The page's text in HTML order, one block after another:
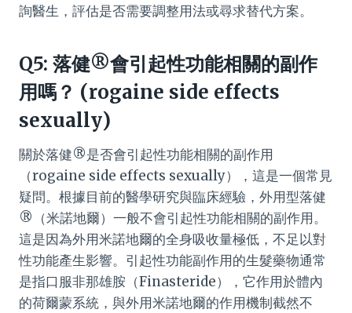
詢醫生，評估是否需要調整用法或尋求替代方案。
Q5: 落健®會引起性功能相關的副作
用嗎？ (rogaine side effects
sexually)
關於落健®是否會引起性功能相關的副作用
（rogaine side effects sexually），這是一個常見
疑問。根據目前的醫學研究與臨床經驗，外用型落健
®（米諾地爾）一般不會引起性功能相關的副作用。
這是因為外用米諾地爾的全身吸收量極低，不足以對
性功能產生影響。引起性功能副作用的生髮藥物通常
是指口服非那雄胺（Finasteride），它作用於體內
的荷爾蒙系統，與外用米諾地爾的作用機制截然不